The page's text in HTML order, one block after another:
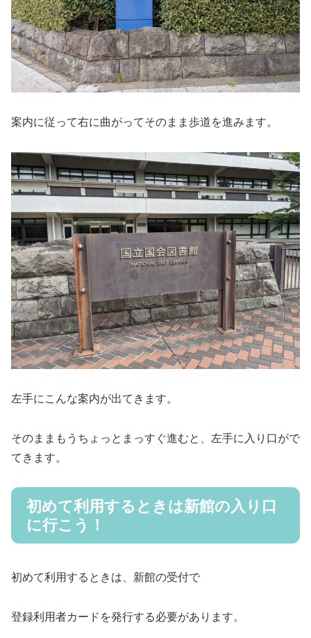
案内に従って右に曲がってそのまま歩道を進みます。
左手にこんな案内が出てきます。
そのままもうちょっとまっすぐ進むと、左手に入り口がで
てきます。
初めて利用するときは新館の入り口
に行こう！
初めて利用するときは、新館の受付で
登録利用者カードを発行する必要があります。